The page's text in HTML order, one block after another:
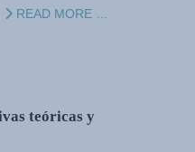
READ MORE …
teóricas y